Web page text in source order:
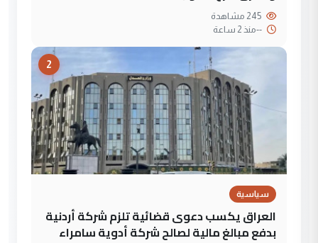
--منذ 2 ساعة
2
سياسية
العراق يكسب دعوى قضائية تلزم شركة أردنية
بدفع مبالغ مالية لصالح شركة أدوية سامراء